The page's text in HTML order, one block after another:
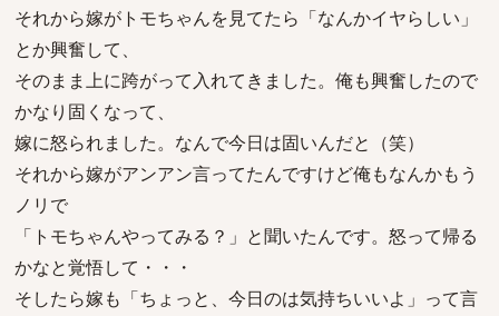
それから嫁がトモちゃんを見てたら「なんかイヤらしい」
とか興奮して、
そのまま上に跨がって入れてきました。俺も興奮したので
かなり固くなって、
嫁に怒られました。なんで今日は固いんだと（笑）
それから嫁がアンアン言ってたんですけど俺もなんかもう
ノリで
「トモちゃんやってみる？」と聞いたんです。怒って帰る
かなと覚悟して・・・
そしたら嫁も「ちょっと、今日のは気持ちいいよ」って言